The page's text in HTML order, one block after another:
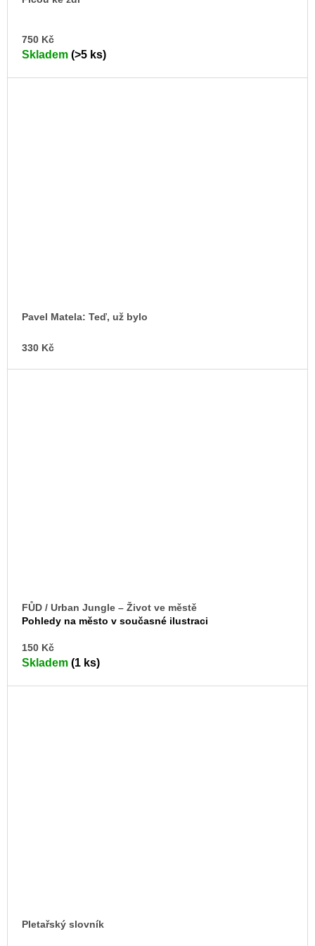
750 Kč
Skladem (>5 ks)
Pavel Matela: Teď, už bylo
330 Kč
FŮD / Urban Jungle – Život ve městě
Pohledy na město v současné ilustraci
150 Kč
Skladem (1 ks)
Pletařský slovník